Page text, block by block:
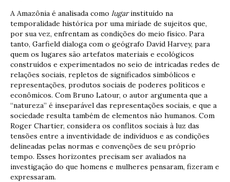
A Amazônia é analisada como lugarinstituído na
temporalidade histórica por uma miríade de sujeitos que,
por sua vez, enfrentam as condições do meio físico. Para
tanto, Garfield dialoga com o geógrafo David Harvey, para
quem os lugares são artefatos materiais e ecológicos
construídos e experimentados no seio de intricadas redes de
relações sociais, repletos de significados simbólicos e
representações, produtos sociais de poderes políticos e
econômicos. Com Bruno Latour, o autor argumenta que a
“natureza” é inseparável das representações sociais, e que a
sociedade resulta também de elementos não humanos. Com
Roger Chartier, considera os conflitos sociais à luz das
tensões entre a inventividade de indivíduos e as condições
delineadas pelas normas e convenções de seu próprio
tempo. Esses horizontes precisam ser avaliados na
investigação do que homens e mulheres pensaram, fizeram e
expressaram.